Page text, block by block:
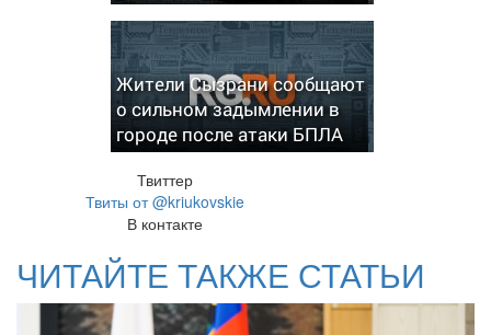
Жители Сызрани сообщают
о сильном задымлении в
городе после атаки БПЛА
Твиттер
Твиты от @kriukovskie
В контакте
ЧИТАЙТЕ ТАКЖЕ СТАТЬИ